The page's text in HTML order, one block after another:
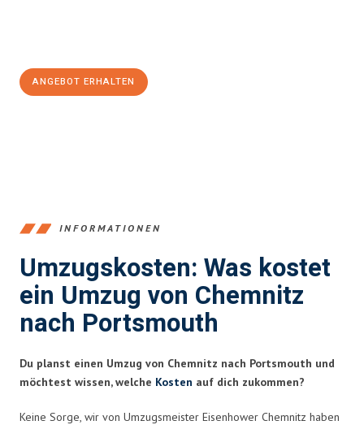
ANGEBOT ERHALTEN
INFORMATIONEN
Umzugskosten: Was kostet
ein Umzug von Chemnitz
nach Portsmouth
Du planst einen Umzug von Chemnitz nach Portsmouth und
möchtest wissen, welche Kosten auf dich zukommen?
Keine Sorge, wir von Umzugsmeister Eisenhower Chemnitz haben